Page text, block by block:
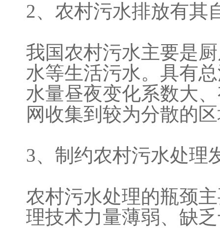
2、农村污水排放有其
我国农村污水主要是
水等生活污水。具有
水量昼夜变化系数大
网收集到较为分散的
3、制约农村污水处理
农村污水处理的瓶颈
理技术力量薄弱、缺